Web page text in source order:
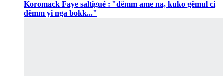
Koromack Faye saltigué : "dëmm ame na, kuko gëmul ci
dëmm yi nga bokk..."